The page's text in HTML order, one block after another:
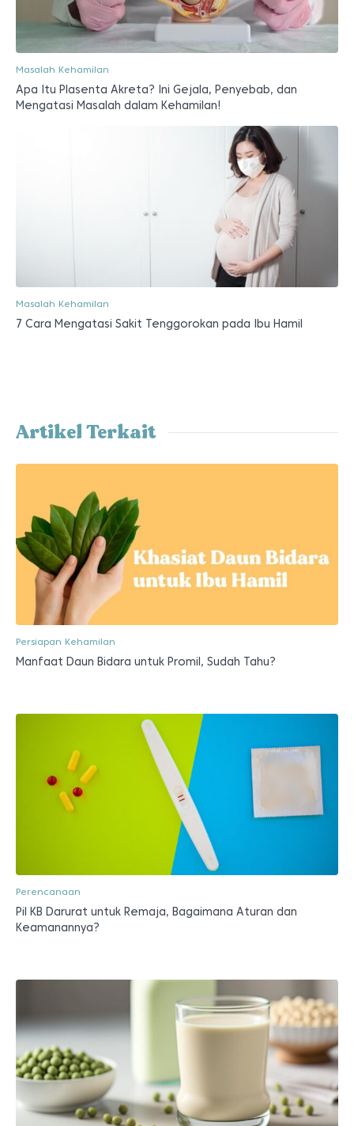
Masalah Kehamilan
Apa Itu Plasenta Akreta? Ini Gejala, Penyebab, dan
Mengatasi Masalah dalam Kehamilan!
Masalah Kehamilan
7 Cara Mengatasi Sakit Tenggorokan pada Ibu Hamil
Artikel Terkait
Persiapan Kehamilan
Manfaat Daun Bidara untuk Promil, Sudah Tahu?
Perencanaan
Pil KB Darurat untuk Remaja, Bagaimana Aturan dan
Keamanannya?